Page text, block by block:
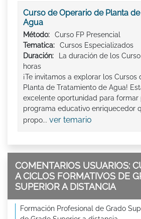
Curso de Operario de Planta
Agua
Método:
Curso FP Presencial
Tematica:
Cursos Especializados
Duración:
La duración de los
horas
¡Te invitamos a explorar los Cursos
Planta de Tratamiento de Agua!
excelente oportunidad para formar
programa educativo enriquecedor
propo... ver temario
COMENTARIOS USUARIOS:
A CICLOS FORMATIVOS DE
SUPERIOR A DISTANCIA
Formación Profesional de Grado